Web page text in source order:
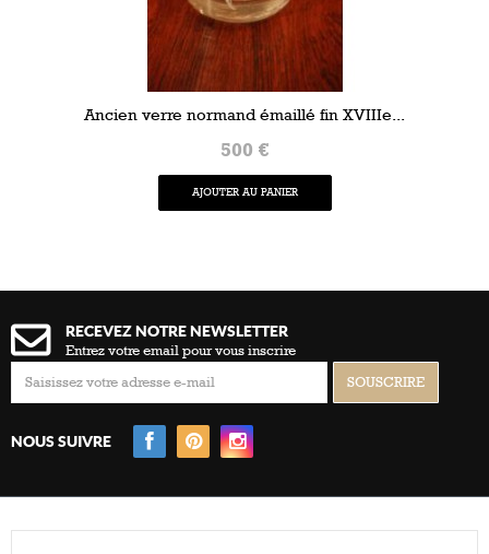
Ancien verre normand émaillé fin XVIIIe...
500 €
AJOUTER AU PANIER
RECEVEZ NOTRE NEWSLETTER
Entrez votre email pour vous inscrire
NOUS SUIVRE